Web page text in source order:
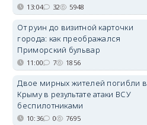
13:04 32 5948
От руин до визитной карточки
города: как преображался
Приморский бульвар
11:00 7 1856
Двое мирных жителей погибли в
Крыму в результате атаки ВСУ
беспилотниками
10:36 0 7695